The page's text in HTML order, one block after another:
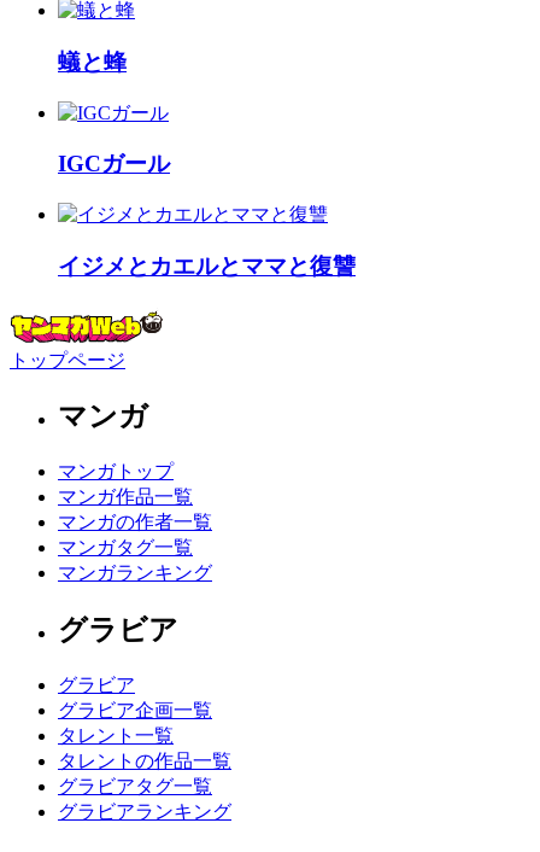
蟻と蜂
IGCガール
イジメとカエルとママと復讐
トップページ
マンガ
マンガトップ
マンガ作品一覧
マンガの作者一覧
マンガタグ一覧
マンガランキング
グラビア
グラビア
グラビア企画一覧
タレント一覧
タレントの作品一覧
グラビアタグ一覧
グラビアランキング